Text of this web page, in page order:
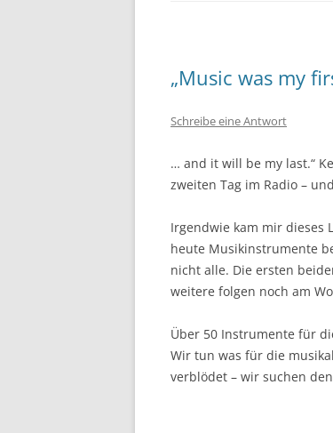
„Music was my
Schreibe eine Antwort
… and it will be my last.“
zweiten Tag im Radio –
Irgendwie kam mir dieses
heute Musikinstrumente
nicht alle. Die ersten
weitere folgen noch am
Über 50 Instrumente für
Wir tun was für die
verblödet – wir suchen